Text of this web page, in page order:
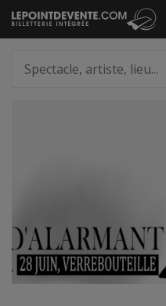
Passer
au
artiste,
lieu...